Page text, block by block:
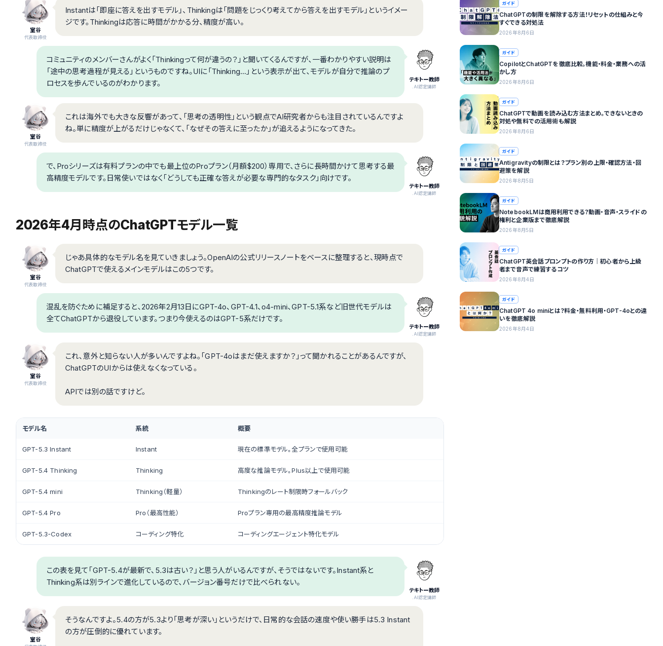
室谷
代表取締役
Instantは「即座に答えを出すモデル」、Thinkingは「問題をじっくり考えてから答えを出すモデル」というイメー
ジです。Thinkingは応答に時間がかかる分、精度が高い。
テキトー教師
.AI認定講師
コミュニティのメンバーさんがよく「Thinkingって何が違うの？」と聞いてくるんですが、一番わかりやすい説明は
「途中の思考過程が見える」というものですね。UIに「Thinking...」という表示が出て、モデルが自分で推論のプ
ロセスを歩んでいるのがわかります。
室谷
代表取締役
これは海外でも大きな反響があって、「思考の透明性」という観点でAI研究者からも注目されているんですよ
ね。単に精度が上がるだけじゃなくて、「なぜその答えに至ったか」が追えるようになってきた。
テキトー教師
.AI認定講師
で、Proシリーズは有料プランの中でも最上位のProプラン（月額$200）専用で、さらに長時間かけて思考する最
高精度モデルです。日常使いではなく「どうしても正確な答えが必要な専門的なタスク」向けです。
2026年4月時点のChatGPTモデル一覧
室谷
代表取締役
じゃあ具体的なモデル名を見ていきましょう。OpenAIの公式リリースノートをベースに整理すると、現時点で
ChatGPTで使えるメインモデルはこの5つです。
テキトー教師
.AI認定講師
混乱を防ぐために補足すると、2026年2月13日にGPT-4o、GPT-4.1、o4-mini、GPT-5.1系など旧世代モデルは
全てChatGPTから退役しています。つまり今使えるのはGPT-5系だけです。
室谷
代表取締役
これ、意外と知らない人が多いんですよね。「GPT-4oはまだ使えますか？」って聞かれることがあるんですが、
ChatGPTのUIからは使えなくなっている。
APIでは別の話ですけど。
モデル名 系統 概要
GPT-5.3 Instant Instant 現在の標準モデル。全プランで使用可能
GPT-5.4 Thinking Thinking 高度な推論モデル。Plus以上で使用可能
GPT-5.4 mini Thinking（軽量） Thinkingのレート制限時フォールバック
GPT-5.4 Pro Pro（最高性能） Proプラン専用の最高精度推論モデル
GPT-5.3-Codex コーディング特化 コーディングエージェント特化モデル
テキトー教師
.AI認定講師
この表を見て「GPT-5.4が最新で、5.3は古い？」と思う人がいるんですが、そうではないです。Instant系と
Thinking系は別ラインで進化しているので、バージョン番号だけで比べられない。
室谷
そうなんですよ。5.4の方が5.3より「思考が深い」というだけで、日常的な会話の速度や使い勝手は5.3 Instant
の方が圧倒的に優れています。
ガイド
ChatGPTの制限を解除する方法！リセットの仕組みと今
すぐできる対処法
2026年8月6日
ガイド
CopilotとChatGPTを徹底比較。機能・料金・業務への活
かし方
2026年8月6日
ガイド
ChatGPTで動画を読み込む方法まとめ。できないときの
対処や無料での活用術も解説
2026年8月6日
ガイド
Antigravityの制限とは？プラン別の上限・確認方法・回
避策を解説
2026年8月5日
ガイド
NotebookLMは商用利用できる？動画・音声・スライドの
権利と企業版まで徹底解説
2026年8月5日
ガイド
ChatGPT英会話プロンプトの作り方｜初心者から上級
者まで音声で練習するコツ
2026年8月4日
ガイド
ChatGPT 4o miniとは？料金・無料利用・GPT-4oとの違
いを徹底解説
2026年8月4日